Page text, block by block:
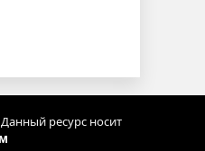
ресурс носит